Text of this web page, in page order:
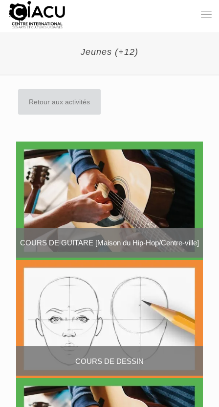
Jeunes (+12)
Retour aux activités
COURS DE GUITARE [Maison du Hip-Hop/Centre-ville]
COURS DE DESSIN